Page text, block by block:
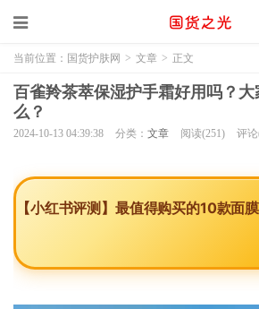
当前位置： 国货护肤网 > 文章 > 正文
百雀羚茶萃保湿护手霜好用吗？
么？
2024-10-13 04:39:38 分类： 文章 阅读(251) 评
【小红书评测】最值得购买的10款面